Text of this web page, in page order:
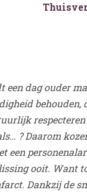
een dag ouder
? Daarom
een
ooit. Want
Dankzij de